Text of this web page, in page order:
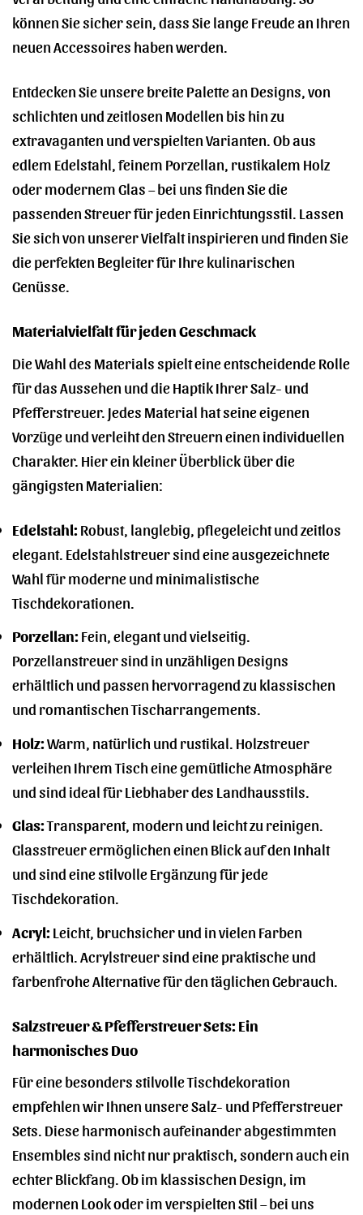
können Sie sicher sein, dass Sie lange Freude an Ihren
neuen Accessoires haben werden.
Entdecken Sie unsere breite Palette an Designs, von
schlichten und zeitlosen Modellen bis hin zu
extravaganten und verspielten Varianten. Ob aus
edlem Edelstahl, feinem Porzellan, rustikalem Holz
oder modernem Glas – bei uns finden Sie die
passenden Streuer für jeden Einrichtungsstil. Lassen
Sie sich von unserer Vielfalt inspirieren und finden Sie
die perfekten Begleiter für Ihre kulinarischen
Genüsse.
Materialvielfalt für jeden Geschmack
Die Wahl des Materials spielt eine entscheidende Rolle
für das Aussehen und die Haptik Ihrer Salz- und
Pfefferstreuer. Jedes Material hat seine eigenen
Vorzüge und verleiht den Streuern einen individuellen
Charakter. Hier ein kleiner Überblick über die
gängigsten Materialien:
Edelstahl:Robust, langlebig, pflegeleicht und zeitlos
elegant. Edelstahlstreuer sind eine ausgezeichnete
Wahl für moderne und minimalistische
Tischdekorationen.
Porzellan:Fein, elegant und vielseitig.
Porzellanstreuer sind in unzähligen Designs
erhältlich und passen hervorragend zu klassischen
und romantischen Tischarrangements.
Holz:Warm, natürlich und rustikal. Holzstreuer
verleihen Ihrem Tisch eine gemütliche Atmosphäre
und sind ideal für Liebhaber des Landhausstils.
Glas:Transparent, modern und leicht zu reinigen.
Glasstreuer ermöglichen einen Blick auf den Inhalt
und sind eine stilvolle Ergänzung für jede
Tischdekoration.
Acryl:Leicht, bruchsicher und in vielen Farben
erhältlich. Acrylstreuer sind eine praktische und
farbenfrohe Alternative für den täglichen Gebrauch.
Salzstreuer & Pfefferstreuer Sets: Ein
harmonisches Duo
Für eine besonders stilvolle Tischdekoration
empfehlen wir Ihnen unsere Salz- und Pfefferstreuer
Sets. Diese harmonisch aufeinander abgestimmten
Ensembles sind nicht nur praktisch, sondern auch ein
echter Blickfang. Ob im klassischen Design, im
modernen Look oder im verspielten Stil – bei uns